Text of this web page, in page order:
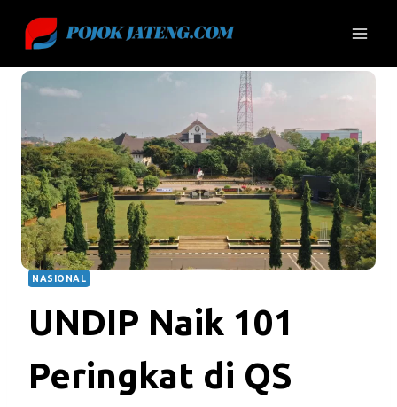
content
NASIONAL
UNDIP Naik 101
Peringkat di QS